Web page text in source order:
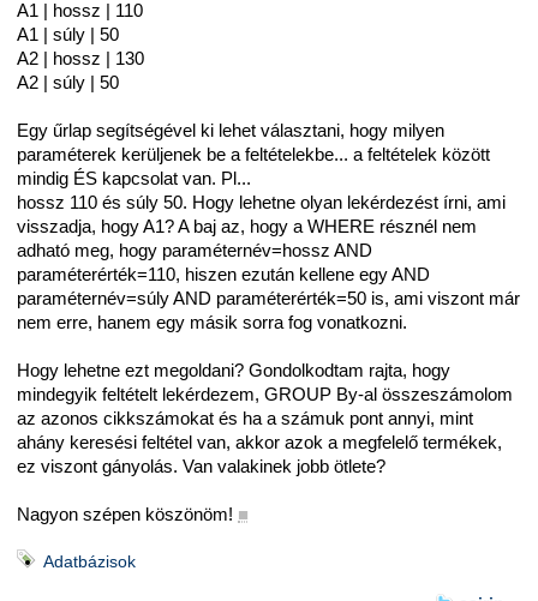
A1 | hossz | 110
A1 | súly | 50
A2 | hossz | 130
A2 | súly | 50
Egy űrlap segítségével ki lehet választani, hogy milyen
paraméterek kerüljenek be a feltételekbe... a feltételek között
mindig ÉS kapcsolat van. Pl...
hossz 110 és súly 50. Hogy lehetne olyan lekérdezést írni, ami
visszadja, hogy A1? A baj az, hogy a WHERE résznél nem
adható meg, hogy paraméternév=hossz AND
paraméterérték=110, hiszen ezután kellene egy AND
paraméternév=súly AND paraméterérték=50 is, ami viszont már
nem erre, hanem egy másik sorra fog vonatkozni.
Hogy lehetne ezt megoldani? Gondolkodtam rajta, hogy
mindegyik feltételt lekérdezem, GROUP By-al összeszámolom
az azonos cikkszámokat és ha a számuk pont annyi, mint
ahány keresési feltétel van, akkor azok a megfelelő termékek,
ez viszont gányolás. Van valakinek jobb ötlete?
Nagyon szépen köszönöm! ■
Adatbázisok